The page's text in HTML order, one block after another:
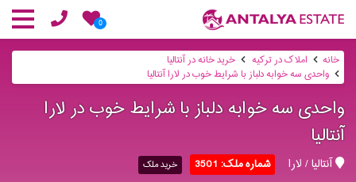
0
خانه املاک در ترکیه
خرید خانه در آنتالیا
واحدی سه خوابه دلباز با شرایط خوب در لارا آنتالیا
واحدی سه خوابه دلباز با شرایط خوب در لارا
آنتالیا
آنتالیا / لارا شماره ملک: 3501 خرید ملک